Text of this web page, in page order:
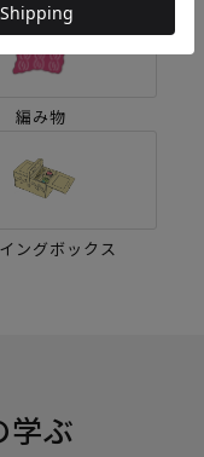
編み物
ングボックス
学ぶ